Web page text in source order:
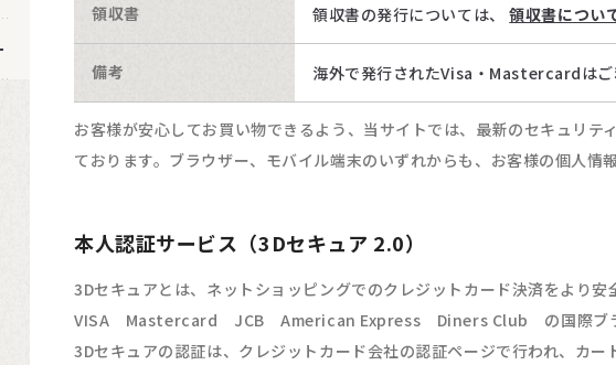
領収書 領収書の発行については、領収書につい
備考 海外で発行されたVisa・Mastercardはご
お客様が安心してお買い物できるよう、当サイトでは、最新のセキュリ
ております。ブラウザー、モバイル端末のいずれからも、お客様の個人
本人認証サービス（3Dセキュア 2.0）
3Dセキュアとは、ネットショッピングでのクレジットカード決済をより
VISA Mastercard JCB American Express Diners Club の国際ブラ
3Dセキュアの認証は、クレジットカード会社の認証ページで行われ、カー